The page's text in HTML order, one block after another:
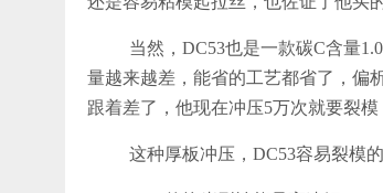
当然，DC53也是一款碳C含量
量越来越差，能省的工艺都省了，偏
跟着差了，他现在冲压5万次就要裂模
这种厚板冲压，DC53容易裂模